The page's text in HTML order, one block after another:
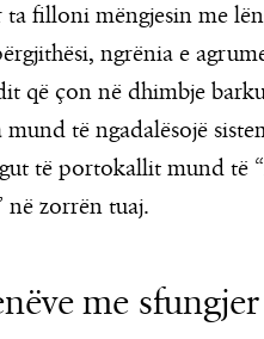
ta filloni mëngjesin me
ngrënia e
që çon në dhimbje
të ngadalësojë
të portokallit mund të
në zorrën tuaj.
me sfungjer